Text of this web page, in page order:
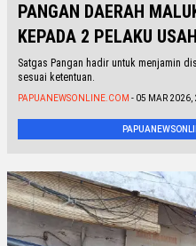
PANGAN DAERAH
KEPADA 2 PELAKU
Satgas Pangan hadir untuk menjamin
sesuai ketentuan.
PAPUANEWSONLINE.COM - 05 MAR 2026,